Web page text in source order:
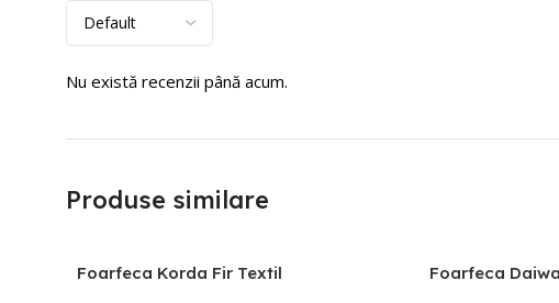
Nu există recenzii până acum.
Produse similare
Foarfeca Korda Fir Textil Foarfeca